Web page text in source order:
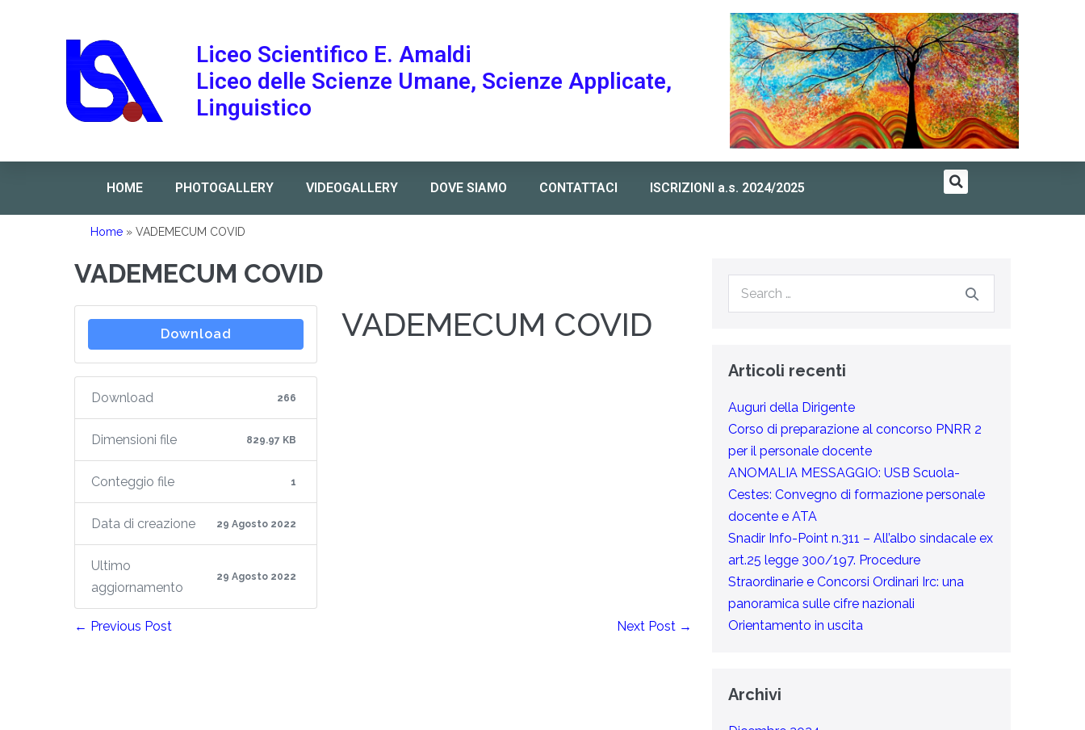
Liceo Scientifico E. Amaldi
Liceo delle Scienze Umane, Scienze Applicate,
Linguistico
HOME PHOTOGALLERY VIDEOGALLERY DOVE SIAMO CONTATTACI ISCRIZIONI a.s. 2024/2025
Home » VADEMECUM COVID
VADEMECUM COVID
Download
Download 266
Dimensioni file 829.97 KB
Conteggio file 1
Data di creazione 29 Agosto 2022
Ultimo
aggiornamento
29 Agosto 2022
VADEMECUM COVID
← Previous Post Next Post →
Articoli recenti
Auguri della Dirigente
Corso di preparazione al concorso PNRR 2
per il personale docente
ANOMALIA MESSAGGIO: USB Scuola-
Cestes: Convegno di formazione personale
docente e ATA
Snadir Info-Point n.311 – All’albo sindacale ex
art.25 legge 300/197. Procedure
Straordinarie e Concorsi Ordinari Irc: una
panoramica sulle cifre nazionali
Orientamento in uscita
Archivi